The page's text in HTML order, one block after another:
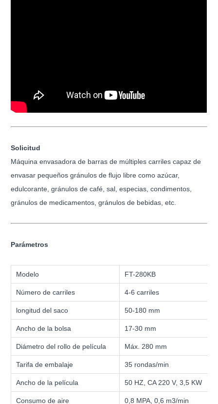
Solicitud
Máquina envasadora de barras de múltiples carriles capaz de
envasar pequeños gránulos de flujo libre como azúcar,
edulcorante, gránulos de café, sal, especias, condimentos,
gránulos de medicamentos, gránulos de bebidas, etc.
Parámetros
Modelo FT-280KB
Número de carriles 4-6 carriles
longitud del saco 50-180 mm
Ancho de la bolsa 17-30 mm
Diámetro del rollo de película Máx. 280 mm
Tarifa de embalaje 35 rondas/min
Ancho de la película 50 HZ, CA 220 V, 3,5 KW
Consumo de aire 0,8 MPA, 0,6 m3/min